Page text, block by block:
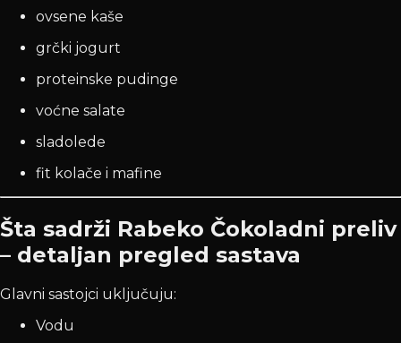
ovsene kaše
grčki jogurt
proteinske pudinge
voćne salate
sladolede
fit kolače i mafine
Šta sadrži Rabeko Čokoladni preliv
– detaljan pregled sastava
Glavni sastojci uključuju:
Vodu